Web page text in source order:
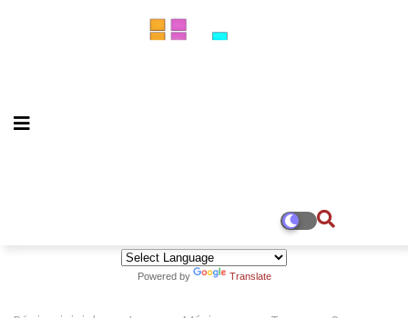
Powered by Translate